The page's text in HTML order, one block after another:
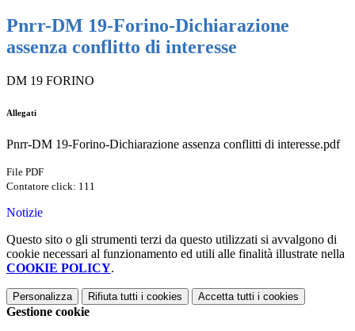
Pnrr-DM 19-Forino-Dichiarazione
assenza conflitto di interesse
DM 19 FORINO
Allegati
Pnrr-DM 19-Forino-Dichiarazione assenza conflitti di interesse.pdf
File PDF
Contatore click: 111
Notizie
Questo sito o gli strumenti terzi da questo utilizzati si avvalgono di
cookie necessari al funzionamento ed utili alle finalità illustrate nella
COOKIE POLICY.
Personalizza Rifiuta tutti i cookies Accetta tutti i cookies
Gestione cookie